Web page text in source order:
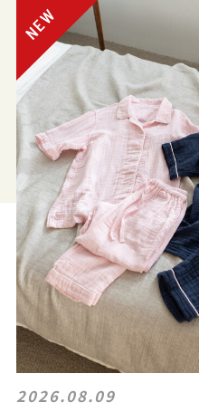
2026.08.09